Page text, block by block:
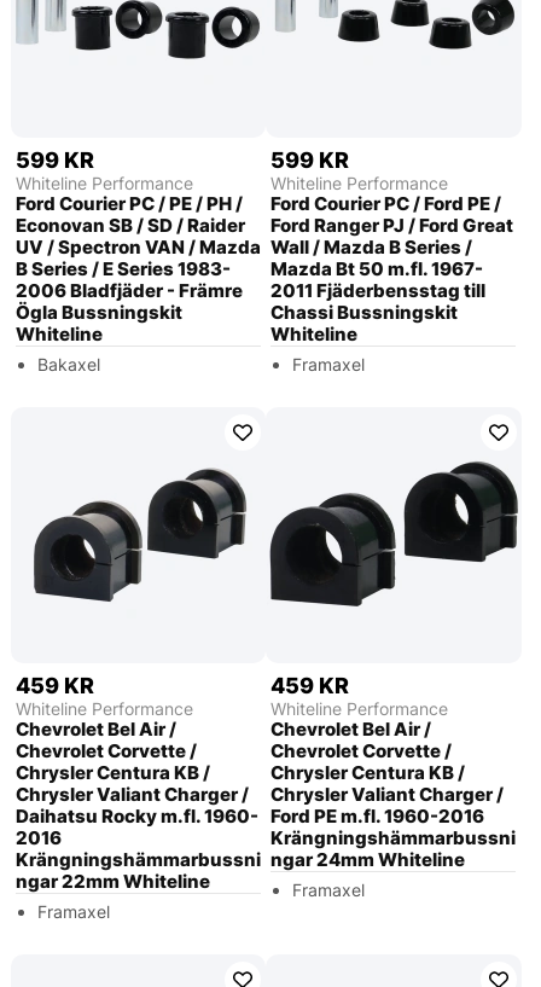
599 KR
Whiteline Performance
Ford Courier PC / PE / PH /
Econovan SB / SD / Raider
UV / Spectron VAN / Mazda
B Series / E Series 1983-
2006 Bladfjäder - Främre
Ögla Bussningskit
Whiteline
Bakaxel
599 KR
Whiteline Performance
Ford Courier PC / Ford PE /
Ford Ranger PJ / Ford Great
Wall / Mazda B Series /
Mazda Bt 50 m.fl. 1967-
2011 Fjäderbensstag till
Chassi Bussningskit
Whiteline
Framaxel
459 KR
Whiteline Performance
Chevrolet Bel Air /
Chevrolet Corvette /
Chrysler Centura KB /
Chrysler Valiant Charger /
Daihatsu Rocky m.fl. 1960-
2016
Krängningshämmarbussni
ngar 22mm Whiteline
Framaxel
459 KR
Whiteline Performance
Chevrolet Bel Air /
Chevrolet Corvette /
Chrysler Centura KB /
Chrysler Valiant Charger /
Ford PE m.fl. 1960-2016
Krängningshämmarbussni
ngar 24mm Whiteline
Framaxel